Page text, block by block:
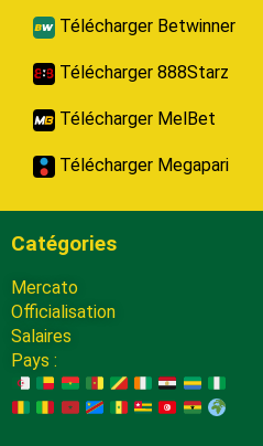
Télécharger Betwinner
Télécharger 888Starz
Télécharger MelBet
Télécharger Megapari
Catégories
Mercato
Officialisation
Salaires
Pays :